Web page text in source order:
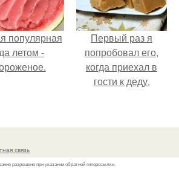
популярная
летом -
Первый раз я
попробовал его,
когда приехал в
гости к деду.
связь
разрешено при указании обратной гиперссылки.